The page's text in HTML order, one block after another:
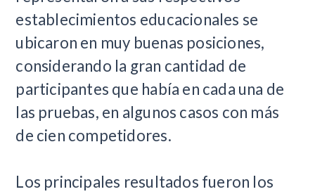
establecimientos educacionales se
ubicaron en muy buenas posiciones,
considerando la gran cantidad de
participantes que había en cada una de
las pruebas, en algunos casos con más
de cien competidores.
Los principales resultados fueron los